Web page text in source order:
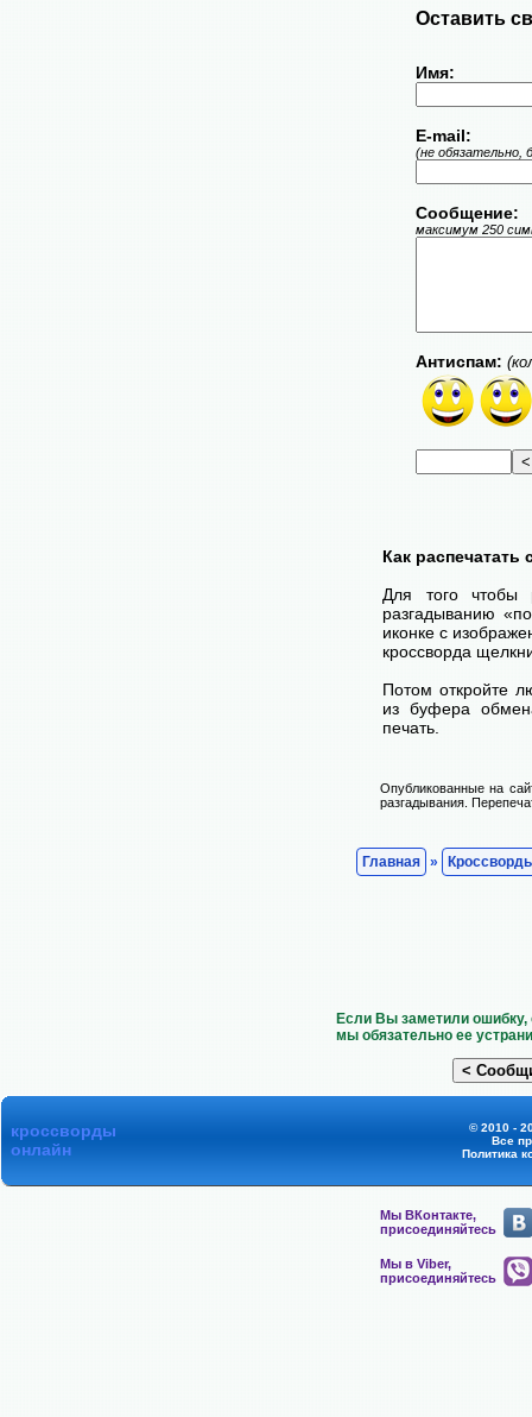
Оставить
Имя:
E-mail:
(не обязательно,
Сообщение:
максимум 250
Антиспам:
Как
Для того чтобы
разгадыванию
иконке с
кроссворда
Потом откройте
из буфера
печать.
Опубликованные на
разгадывания.
Главная »
Если Вы заметили
мы обязательно ее
кроссворды
онлайн
© 2010 -
Все
Политика
Мы ВКонтакте,
присоединяйтесь
Мы в Viber,
присоединяйтесь